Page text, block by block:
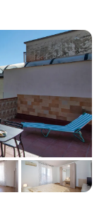
the coast, the
Perched on